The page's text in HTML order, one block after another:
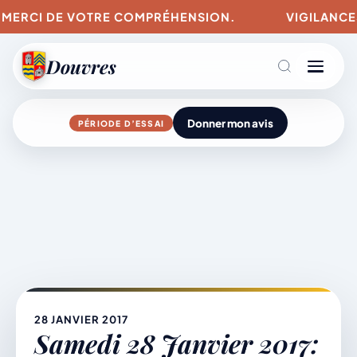
DE VOTRE COMPRÉHENSION. VIGILANCES
Douvres
Agenda
Mairie & Vie municipale
PÉRIODE D’ESSAI Donner mon avis
28 JANVIER 2017
Samedi 28 Janvier 2017: